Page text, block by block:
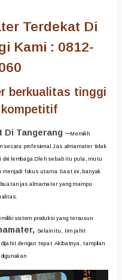
Terdekat Di
Kami : 0812-
berkualitas tinggi
Di Tangerang –Memilih
secara profesional Jas almamater tidak
lembaga.Oleh sebab itu pula, mutu
menjadi fokus utama Saat ini, banyak
jas almamater yang mampu
sistem produksi yang tersusun
Selain itu, tim jahit
dengan tepat Akibatnya, tampilan